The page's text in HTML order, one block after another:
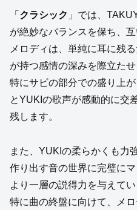
「 クラシック 」では、
が絶妙なバランスを保ち、
メロディは、単純に耳に残
が持つ感情の深みを際立た
特にサビの部分での盛り上
とYUKIの歌声が感動的に交
残します。
また、YUKIの柔らかくも力
作り出す音の世界に完璧に
より一層の説得力を与えてい
特に曲の終盤に向けて、メ